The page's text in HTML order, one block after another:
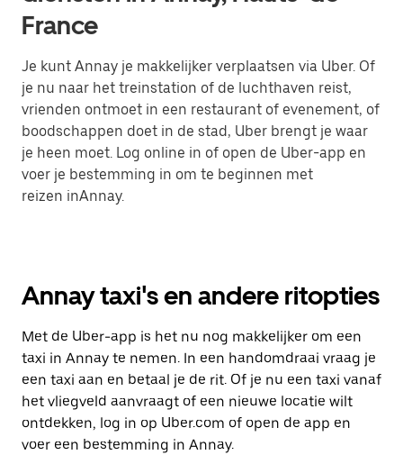
France
Je kunt Annay je makkelijker verplaatsen via Uber. Of
je nu naar het treinstation of de luchthaven reist,
vrienden ontmoet in een restaurant of evenement, of
boodschappen doet in de stad, Uber brengt je waar
je heen moet. Log online in of open de Uber-app en
voer je bestemming in om te beginnen met
reizen inAnnay.
Annay taxi's en andere ritopties
Met de Uber-app is het nu nog makkelijker om een
taxi in Annay te nemen. In een handomdraai vraag je
een taxi aan en betaal je de rit. Of je nu een taxi vanaf
het vliegveld aanvraagt of een nieuwe locatie wilt
ontdekken, log in op Uber.com of open de app en
voer een bestemming in Annay.